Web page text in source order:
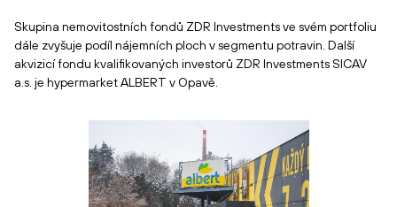
Skupina nemovitostních fondů ZDR Investments ve svém portfoliu
dále zvyšuje podíl nájemních ploch v segmentu potravin. Další
akvizicí fondu kvalifikovaných investorů ZDR Investments SICAV
a.s. je hypermarket ALBERT v Opavě.